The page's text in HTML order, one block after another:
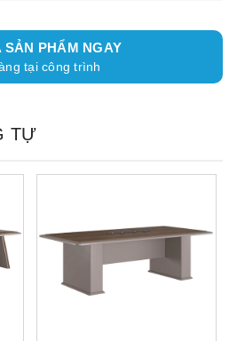
SẢN PHẨM NGAY
tại công trình
TỰ